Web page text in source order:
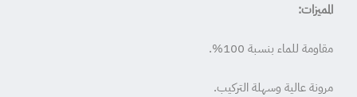
المميزات:
مقاومة للماء بنسبة 100%.
مرونة عالية وسهلة التركيب.